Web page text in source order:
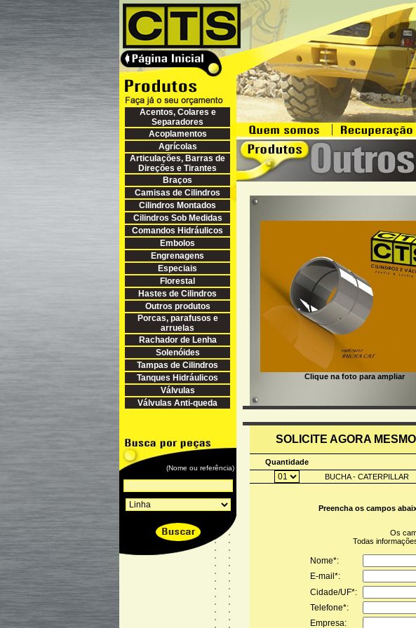
Acentos, Colares e
Separadores
Acoplamentos
Agrícolas
Articulações, Barras de
Direções e Tirantes
Braços
Camisas de Cilindros
Cilindros Montados
Cilindros Sob Medidas
Comandos Hidráulicos
Embolos
Engrenagens
Especiais
Florestal
Hastes de Cilindros
Outros produtos
Porcas, parafusos e
arruelas
Rachador de Lenha
Solenóides
Tampas de Cilindros
Tanques Hidráulicos
Válvulas
Válvulas Anti-queda
(Nome ou referência)
Clique na foto para ampliar
SOLICITE AGORA
Quantidade
BUCHA - CATERPILLAR
Preencha os campos
Os
Todas
Nome*:
E-mail*:
Cidade/UF*:
Telefone*:
Empresa: